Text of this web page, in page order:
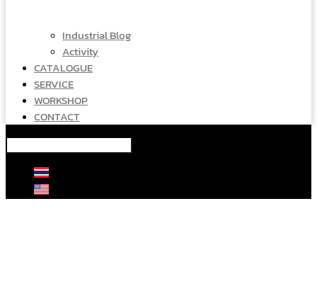
Industrial Blog
Activity
CATALOGUE
SERVICE
WORKSHOP
CONTACT